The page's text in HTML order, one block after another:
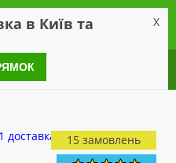
15 замовлень
в Київ та X